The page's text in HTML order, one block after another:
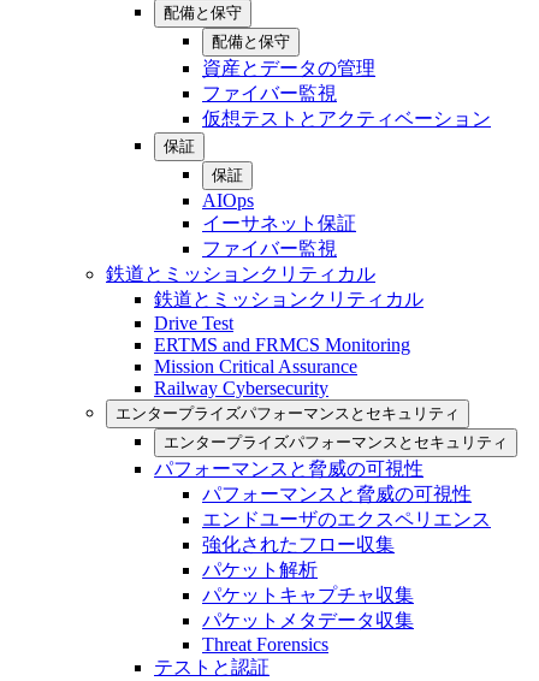
配備と保守
配備と保守
資産とデータの管理
ファイバー監視
仮想テストとアクティベーション
保証
保証
AIOps
イーサネット保証
ファイバー監視
鉄道とミッションクリティカル
鉄道とミッションクリティカル
Drive Test
ERTMS and FRMCS Monitoring
Mission Critical Assurance
Railway Cybersecurity
エンタープライズパフォーマンスとセキュリティ
エンタープライズパフォーマンスとセキュリティ
パフォーマンスと脅威の可視性
パフォーマンスと脅威の可視性
エンドユーザのエクスペリエンス
強化されたフロー収集
パケット解析
パケットキャプチャ収集
パケットメタデータ収集
Threat Forensics
テストと認証